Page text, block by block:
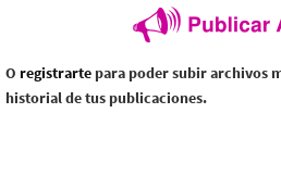
O registrarte para poder subir archivos
historial de tus publicaciones.